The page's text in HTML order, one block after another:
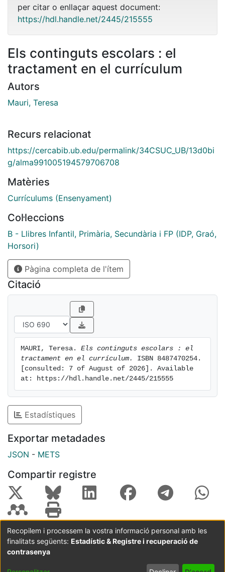
per citar o enllaçar aquest document:
https://hdl.handle.net/2445/215555
Els continguts escolars : el
tractament en el currículum
Autors
Mauri, Teresa
Recurs relacionat
https://cercabib.ub.edu/permalink/34CSUC_UB/13d0bi
g/alma991005194579706708
Matèries
Currículums (Ensenyament)
Col·leccions
B - Llibres Infantil, Primària, Secundària i FP (IDP, Graó,
Horsori)
Pàgina completa de l'ítem
Citació
MAURI, Teresa. Els continguts escolars : el
tractament en el currículum.
ISBN 8487470254.
[consulted: 7 of August of 2026]. Available
at: https://hdl.handle.net/2445/215555
Estadístiques
Exportar metadades
JSON - METS
Compartir registre
Coordinació:CRAI UB Avís legal
Metadades
subjectes a:
Configuració
Recopilem i processem la vostra informació personal amb les
finalitats següents: Estadístic & Registre i recuperació de
contrasenya